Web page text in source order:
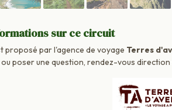
sur ce circuit
proposé par l'agence de voyage Terres
poser une question, rendez-vous